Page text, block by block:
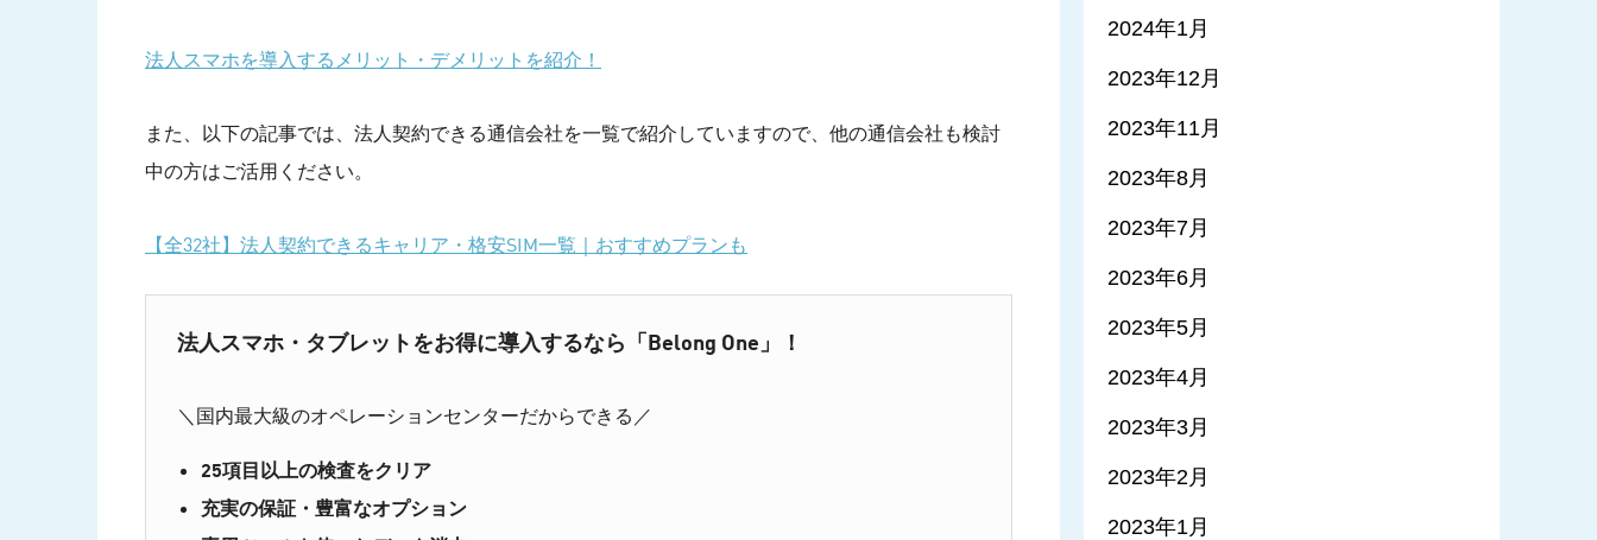
法人スマホを導入するメリット・デメリットを紹介！
また、以下の記事では、法人契約できる通信会社を一覧で紹介していますので、他の通信会社も検討
中の方はご活用ください。
【全32社】法人契約できるキャリア・格安SIM一覧｜おすすめプランも
法人スマホ・タブレットをお得に導入するなら「Belong One」！
＼国内最大級のオペレーションセンターだからできる／
25項目以上の検査をクリア
充実の保証・豊富なオプション
2024年1月
2023年12月
2023年11月
2023年8月
2023年7月
2023年6月
2023年5月
2023年4月
2023年3月
2023年2月
2023年1月